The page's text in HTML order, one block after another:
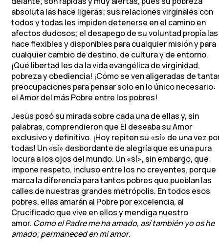
absoluta las hace ligeras; sus relaciones virginales con
todos y todas les impiden detenerse en el camino en
afectos dudosos; el desapego de su voluntad propia las
hace flexibles y disponibles para cualquier misión y para
cualquier cambio de destino, de cultura y de entorno.
¡Qué libertad les da la vida evangélica de virginidad,
pobreza y obediencia! ¡Cómo se ven aligeradas de
preocupaciones para pensar solo en lo único necesario:
el Amor del más Pobre entre los pobres!
Jesús posó su mirada sobre cada una de ellas y, sin
palabras, comprendieron que Él deseaba su Amor
exclusivo y definitivo. ¡Hoy repiten su «sí» de una vez
todas! Un «sí» desbordante de alegría que es una pura
locura a los ojos del mundo. Un «sí», sin embargo, que
impone respeto, incluso entre los no creyentes, porque
marca la diferencia para tantos pobres que pueblan las
calles de nuestras grandes metrópolis. En todos esos
pobres, ellas amarán al Pobre por excelencia, al
Crucificado que vive en ellos y mendiga nuestro
amor. Como el Padre me ha amado, así también yo os he
amado; permaneced en mi amor.